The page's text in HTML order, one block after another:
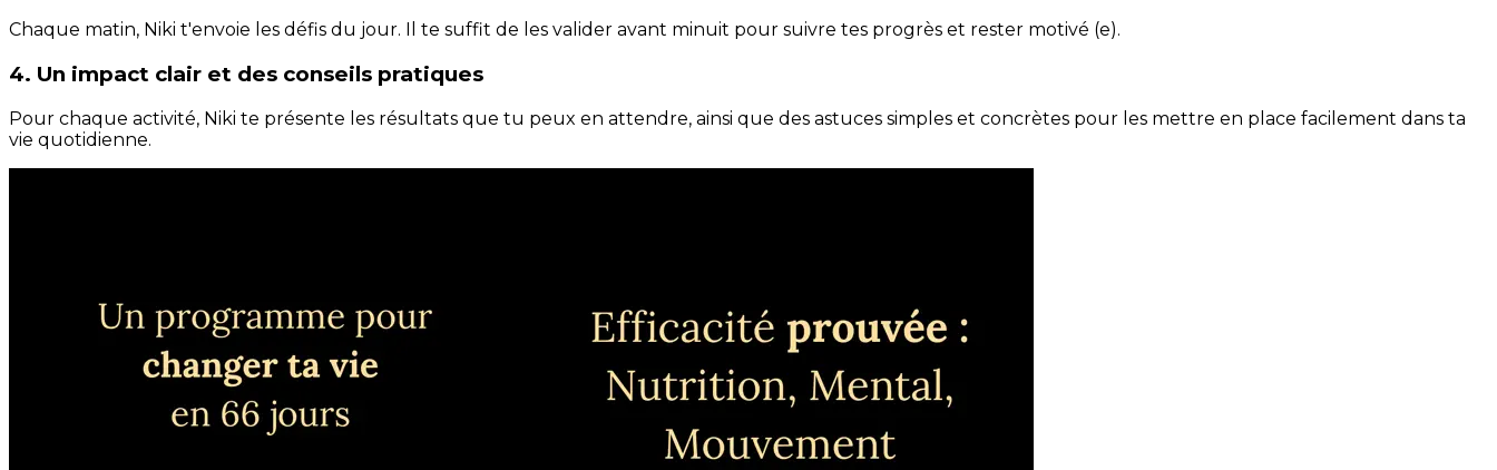
Chaque matin, Niki t'envoie les défis du jour. Il te suffit de les valider avant minuit pour suivre tes progrès et rester motivé (e).
4. Un impact clair et des conseils pratiques
Pour chaque activité, Niki te présente les résultats que tu peux en attendre, ainsi que des astuces simples et concrètes pour les mettre en place facilement dans ta
vie quotidienne.